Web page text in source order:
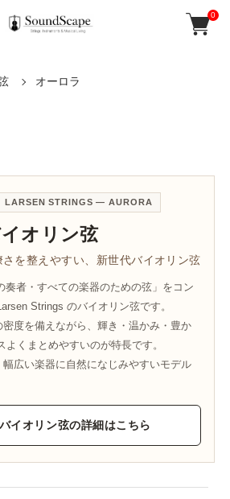
0
オーロラ
LARSEN STRINGS — AURORA
オリン弦
を整えやすい、新世代バイオリン弦
奏者・すべての楽器のための弦」をコン
Strings のバイオリン弦です。
度を備えながら、輝き・温かみ・豊か
よくまとめやすいのが特長です。
広い楽器に自然になじみやすいモデル
イオリン弦の詳細はこちら